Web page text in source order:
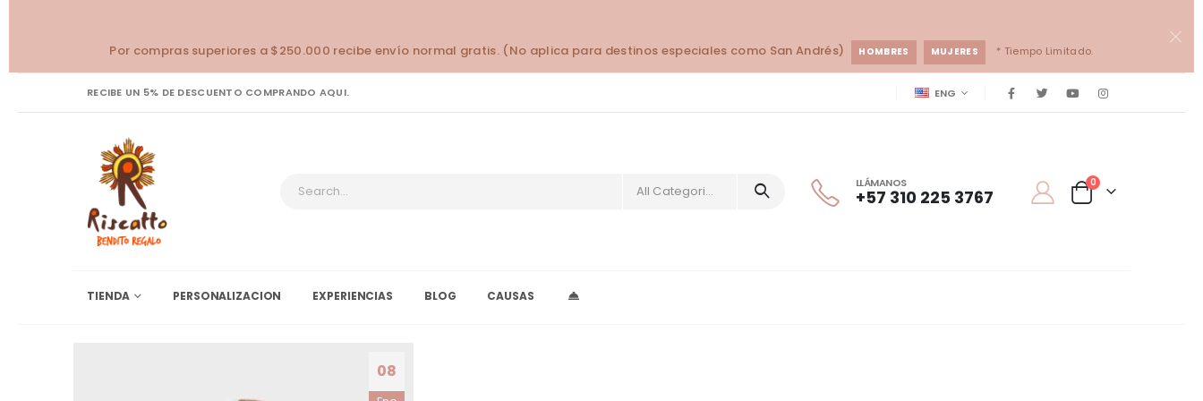
Por compras superiores a $250.000 recibe envío normal gratis. (No aplica para destinos especiales como San Andrés) HOMBRES MUJERES * Tiempo Limitado.
RECIBE UN 5% DE DESCUENTO COMPRANDO AQUI. ENG
All Categories LLÁMANOS
+57 310 225 3767
0
TIENDA PERSONALIZACION EXPERIENCIAS BLOG CAUSAS
08